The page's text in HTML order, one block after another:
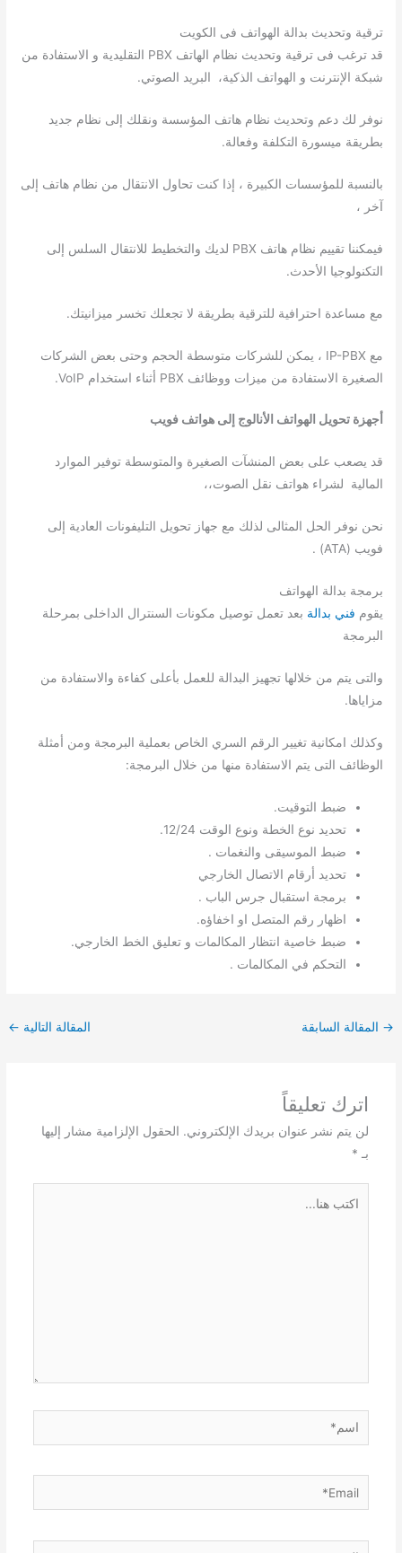
ترقية وتحديث بدالة الهواتف فى الكويت
قد ترغب فى ترقية وتحديث نظام الهاتف PBX التقليدية و الاستفادة من
شبكة الإنترنت و الهواتف الذكية، البريد الصوتي.
نوفر لك دعم وتحديث نظام هاتف المؤسسة ونقلك إلى نظام جديد
بطريقة ميسورة التكلفة وفعالة.
بالنسبة للمؤسسات الكبيرة ، إذا كنت تحاول الانتقال من نظام هاتف إلى
آخر ،
فيمكننا تقييم نظام هاتف PBX لديك والتخطيط للانتقال السلس إلى
التكنولوجيا الأحدث.
مع مساعدة احترافية للترقية بطريقة لا تجعلك تخسر ميزانيتك.
مع IP-PBX ، يمكن للشركات متوسطة الحجم وحتى بعض الشركات
الصغيرة الاستفادة من ميزات ووظائف PBX أثناء استخدام VoIP.
أجهزة تحويل الهواتف الأنالوج إلى هواتف فويب
قد يصعب على بعض المنشآت الصغيرة والمتوسطة توفير الموارد
المالية لشراء هواتف نقل الصوت،،
نحن نوفر الحل المثالى لذلك مع جهاز تحويل التليفونات العادية إلى
فويب (ATA) .
برمجة بدالة الهواتف
يقوم فني بدالة بعد تعمل توصيل مكونات السنترال الداخلى بمرحلة
البرمجة
والتى يتم من خلالها تجهيز البدالة للعمل بأعلى كفاءة والاستفادة من
مزاياها.
وكذلك امكانية تغيير الرقم السري الخاص بعملية البرمجة ومن أمثلة
الوظائف التى يتم الاستفادة منها من خلال البرمجة:
ضبط التوقيت.
تحديد نوع الخطة ونوع الوقت 12/24.
ضبط الموسيقى والنغمات .
تحديد أرقام الاتصال الخارجي
برمجة استقبال جرس الباب .
اظهار رقم المتصل او اخفاؤه.
ضبط خاصية انتظار المكالمات و تعليق الخط الخارجي.
التحكم في المكالمات .
→ المقالة السابقة المقالة التالية ←
اترك تعليقاً
لن يتم نشر عنوان بريدك الإلكتروني. الحقول الإلزامية مشار إليها
بـ *
اسم*
Email*